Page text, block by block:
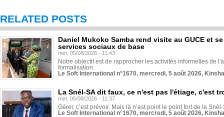
RELATED POSTS
Daniel Mukoko Samba rend visite au GUCE et
services sociaux de base
mer, 05/08/2026 - 11:43
Notre objectif est de rapprocher les activités informelles de
formalisation.
Le Soft International n°1670, mercredi, 5 août 2026,
La Snél-SA dit faux, ce n'est pas l'étiage, c'est
mer, 05/08/2026 - 11:37
Gérer, c’est prévoir. Mais là n’est point le point fort de la
Le Soft International n°1670, mercredi, 5 août 2026,